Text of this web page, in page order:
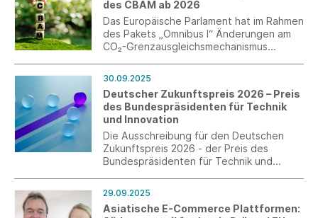
des CBAM ab 2026
Das Europäische Parlament hat im Rahmen
des Pakets „Omnibus I“ Änderungen am
CO₂-Grenzausgleichsmechanismus
die verpflichtende Zulassung als CBAM-
Anmelder ab dem 01.01.2026.
30.09.2025
Deutscher Zukunftspreis 2026 – Preis
des Bundespräsidenten für Technik
und Innovation
Die Ausschreibung für den Deutschen
Zukunftspreis 2026 - der Preis des
Bundespräsidenten für Technik und
eingesendet werden.
29.09.2025
Asiatische E-Commerce Plattformen: